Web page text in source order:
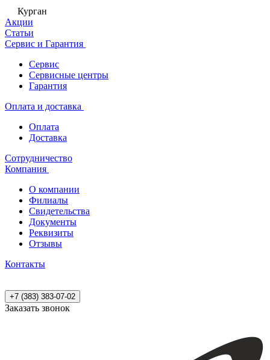
Курган
Акции
Статьи
Сервис и Гарантия
Сервис
Сервисные центры
Гарантия
Оплата и доставка
Оплата
Доставка
Сотрудничество
Компания
О компании
Филиалы
Свидетельства
Документы
Реквизиты
Отзывы
Контакты
+7 (383) 383-07-02
Заказать звонок